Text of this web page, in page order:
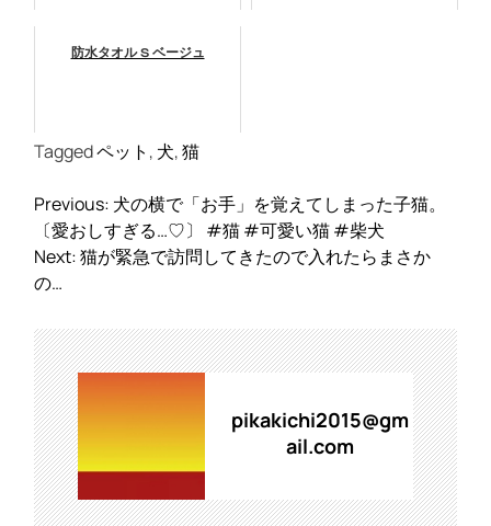
防水タオル S ベージュ
Taggedペット , 犬,猫
投
稿
ナ
ビ
ー
シ
ョ
ン
Previous: 犬の横で「お手」を覚えてしまった子猫。
〔愛おしすぎる…♡〕 #猫 #可愛い猫 #柴犬
Next:猫が緊急で訪問してきたので入れたらまさか
の…
pikakichi2015@gm
ail.com